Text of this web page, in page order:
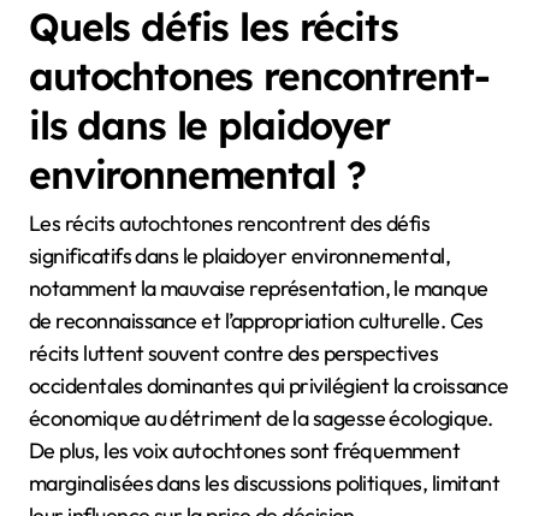
Quels défis les récits
autochtones rencontrent-
ils dans le plaidoyer
environnemental ?
Les récits autochtones rencontrent des défis
significatifs dans le plaidoyer environnemental,
notamment la mauvaise représentation, le manque
de reconnaissance et l’appropriation culturelle. Ces
récits luttent souvent contre des perspectives
occidentales dominantes qui privilégient la croissance
économique au détriment de la sagesse écologique.
De plus, les voix autochtones sont fréquemment
marginalisées dans les discussions politiques, limitant